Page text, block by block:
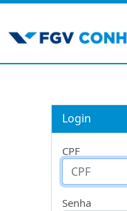
Login
CPF
Senha